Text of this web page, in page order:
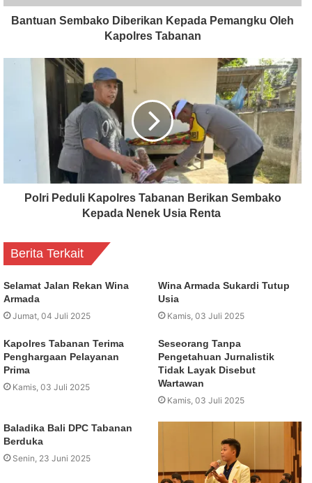
Bantuan Sembako Diberikan Kepada Pemangku Oleh
Kapolres Tabanan
Polri Peduli Kapolres Tabanan Berikan Sembako
Kepada Nenek Usia Renta
Berita Terkait
Selamat Jalan Rekan Wina
Armada
Jumat, 04 Juli 2025
Wina Armada Sukardi Tutup
Usia
Kamis, 03 Juli 2025
Kapolres Tabanan Terima
Penghargaan Pelayanan
Prima
Kamis, 03 Juli 2025
Seseorang Tanpa
Pengetahuan Jurnalistik
Tidak Layak Disebut
Wartawan
Kamis, 03 Juli 2025
Baladika Bali DPC Tabanan
Berduka
Senin, 23 Juni 2025